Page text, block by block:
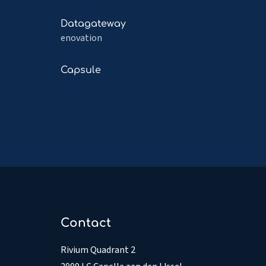
Signaleren
Datagateway
enovation
Read
more
Datagateway
Capsule
Read
Contact
Rivium Quadrant 2